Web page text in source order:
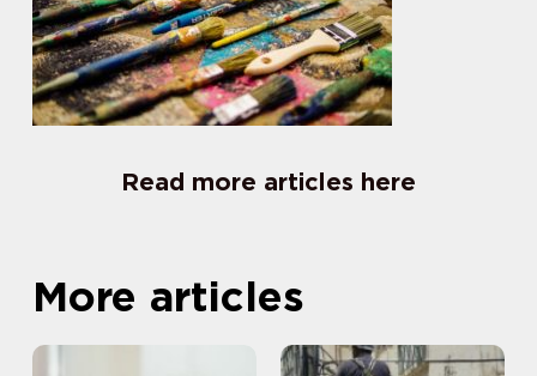
Read more articles here
More articles